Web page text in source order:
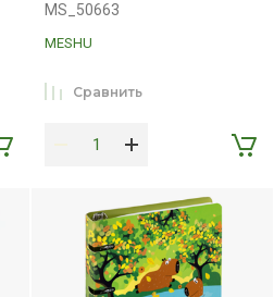
MS_50663
MESHU
Сравнить